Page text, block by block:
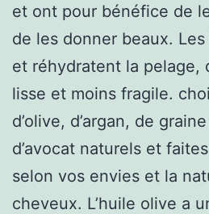
et ont pour bénéfice de
de les donner beaux.
et réhydratent la pelage,
lisse et moins fragile.
d’olive, d’argan, de
d’avocat naturels et
selon vos envies et la
cheveux. L’huile olive a